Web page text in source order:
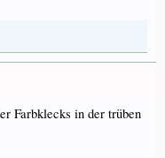
Farbklecks in der trüben